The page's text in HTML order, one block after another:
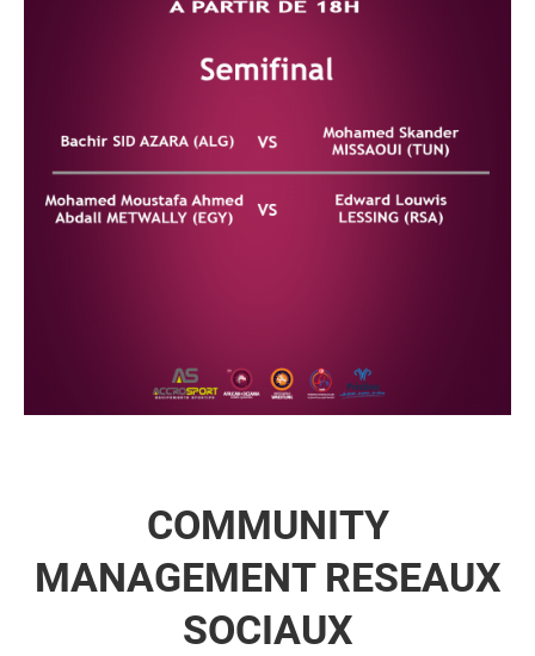
COMMUNITY
MANAGEMENT RESEAUX
SOCIAUX